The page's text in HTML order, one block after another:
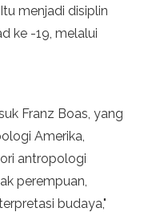
menjadi disiplin
ke -19, melalui
Franz Boas, yang
Amerika,
antropologi
perempuan,
budaya,"